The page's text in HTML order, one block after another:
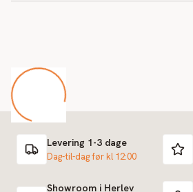
Levering 1-3 dage
Dag-til-dag før kl 12:00
Showroom i Herlev